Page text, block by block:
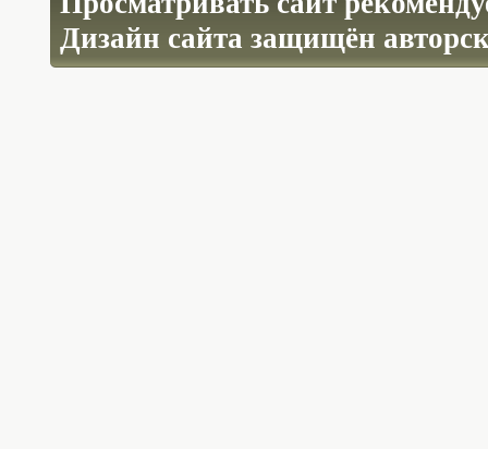
Дизайн сайта защищён